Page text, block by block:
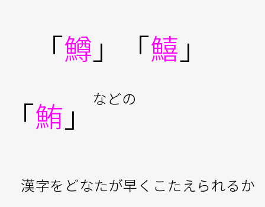
「鱒 」「鱚 」
「鮪 」 などの
漢字をどなたが早くこたえられるか